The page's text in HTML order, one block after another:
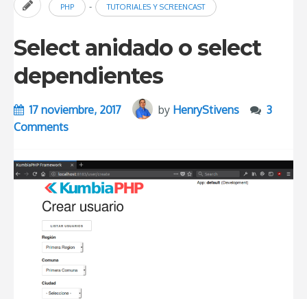
PHP - TUTORIALES Y SCREENCAST
Select anidado o select
dependientes
17 noviembre, 2017 by HenryStivens
3
Comments